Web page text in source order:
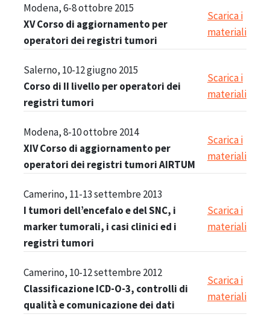
Modena, 6-8 ottobre 2015
XV Corso di aggiornamento per
operatori dei registri tumori
Scarica i
materiali
Salerno, 10-12 giugno 2015
Corso di II livello per operatori dei
registri tumori
Scarica i
materiali
Modena, 8-10 ottobre 2014
XIV Corso di aggiornamento per
operatori dei registri tumori AIRTUM
Scarica i
materiali
Camerino, 11-13 settembre 2013
I tumori dell’encefalo e del SNC, i
marker tumorali, i casi clinici ed i
registri tumori
Scarica i
materiali
Camerino, 10-12 settembre 2012
Classificazione ICD-O-3, controlli di
qualità e comunicazione dei dati
Scarica i
materiali